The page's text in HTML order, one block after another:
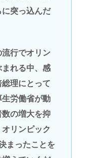
突っ込んだ
流行でオリン
まれる中、感
理にとって
労働省が動
の増大を抑
リンピック
まったことを